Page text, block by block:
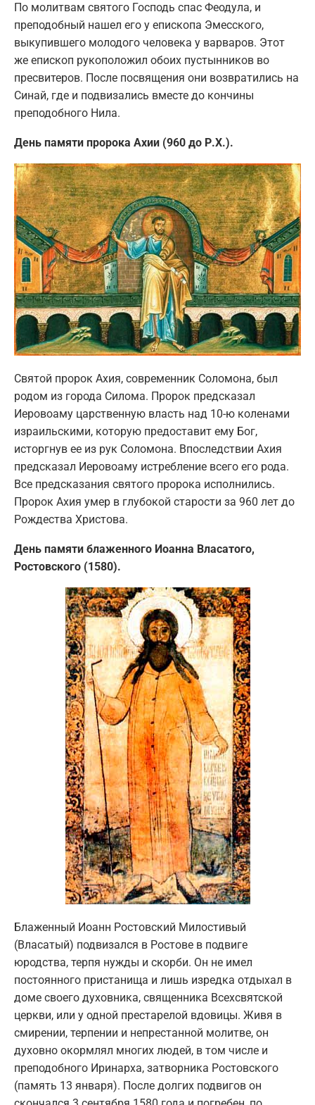
По молитвам святого Господь спас Феодула, и
преподобный нашел его у епископа Эмесского,
выкупившего молодого человека у варваров. Этот
же епископ рукоположил обоих пустынников во
пресвитеров. После посвящения они возвратились на
Синай, где и подвизались вместе до кончины
преподобного Нила.
День памяти пророка Ахии (960 до Р.Х.).
Святой пророк Ахия, современник Соломона, был
родом из города Силома. Пророк предсказал
Иеровоаму царственную власть над 10-ю коленами
израильскими, которую предоставит ему Бог,
исторгнув ее из рук Соломона. Впоследствии Ахия
предсказал Иеровоаму истребление всего его рода.
Все предсказания святого пророка исполнились.
Пророк Ахия умер в глубокой старости за 960 лет до
Рождества Христова.
День памяти блаженного Иоанна Власатого,
Ростовского (1580).
Блаженный Иоанн Ростовский Милостивый
(Власатый) подвизался в Ростове в подвиге
юродства, терпя нужды и скорби. Он не имел
постоянного пристанища и лишь изредка отдыхал в
доме своего духовника, священника Всехсвятской
церкви, или у одной престарелой вдовицы. Живя в
смирении, терпении и непрестанной молитве, он
духовно окормлял многих людей, в том числе и
преподобного Иринарха, затворника Ростовского
(память 13 января). После долгих подвигов он